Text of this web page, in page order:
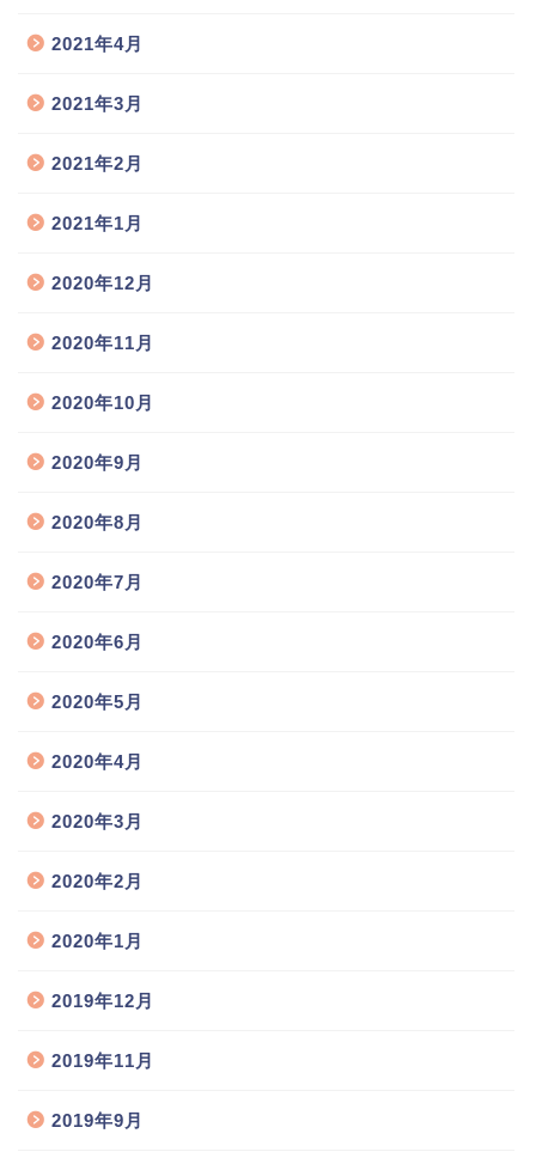
2021年4月
2021年3月
2021年2月
2021年1月
2020年12月
2020年11月
2020年10月
2020年9月
2020年8月
2020年7月
2020年6月
2020年5月
2020年4月
2020年3月
2020年2月
2020年1月
2019年12月
2019年11月
2019年9月